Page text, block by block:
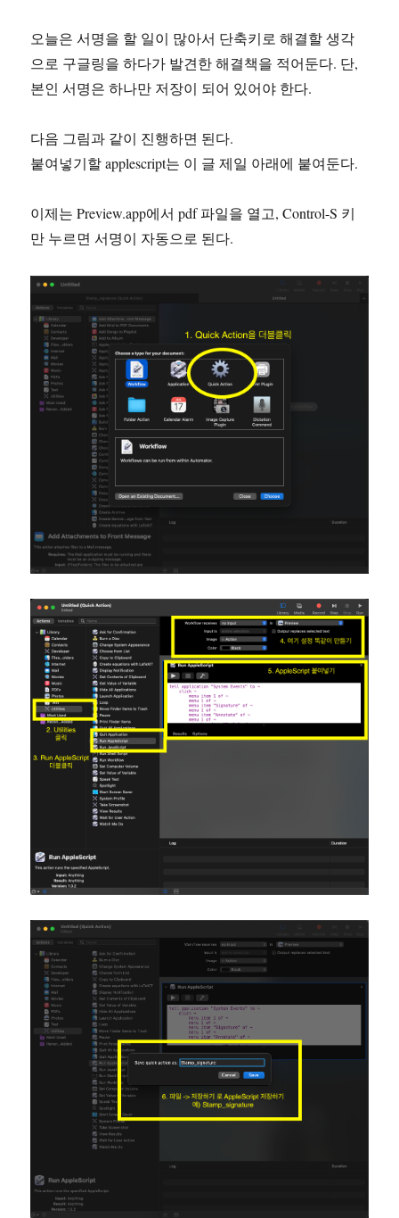
오늘은 서명을 할 일이 많아서 단축키로 해결할 생각
으로 구글링을 하다가 발견한 해결책을 적어둔다. 단,
본인 서명은 하나만 저장이 되어 있어야 한다.
다음 그림과 같이 진행하면 된다.
붙여넣기할 applescript는 이 글 제일 아래에 붙여둔다.
이제는 Preview.app에서 pdf 파일을 열고, Control-S 키
만 누르면 서명이 자동으로 된다.